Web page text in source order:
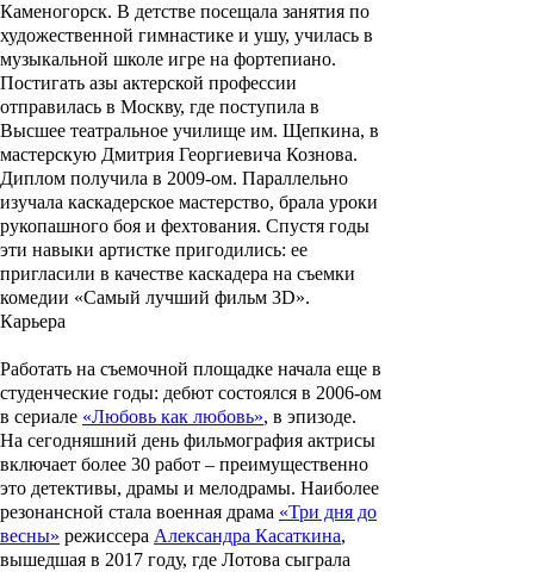
Каменогорск. В детстве посещала занятия по
художественной гимнастике и ушу, училась в
музыкальной школе игре на фортепиано.
Постигать азы актерской профессии
отправилась в Москву, где поступила в
Высшее театральное училище им. Щепкина, в
мастерскую Дмитрия Георгиевича Кознова.
Диплом получила в 2009-ом. Параллельно
изучала каскадерское мастерство, брала уроки
рукопашного боя и фехтования. Спустя годы
эти навыки артистке пригодились: ее
пригласили в качестве каскадера на съемки
комедии «Самый лучший фильм 3D».
Карьера
Работать на съемочной площадке начала еще в
студенческие годы: дебют состоялся в 2006-ом
в сериале «Любовь как любовь», в эпизоде.
На сегодняшний день фильмография актрисы
включает более 30 работ – преимущественно
это детективы, драмы и мелодрамы. Наиболее
резонансной стала военная драма «Три дня до
весны» режиссера Александра Касаткина,
вышедшая в 2017 году, где Лотова сыграла